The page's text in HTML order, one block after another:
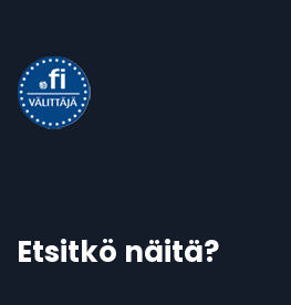
Etsitkö näitä?